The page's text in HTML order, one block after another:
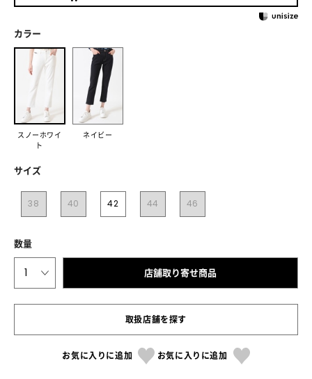
カラー
スノーホワイ
ト
ネイビー
サイズ
38 40 42 44 46
数量
1 店舗取り寄せ商品
取扱店舗を探す
お気に入りに追加 お気に入りに追加